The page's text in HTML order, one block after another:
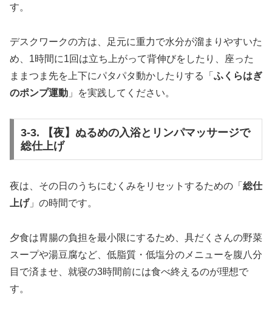
す。
デスクワークの方は、足元に重力で水分が溜まりやすいた
め、1時間に1回は立ち上がって背伸びをしたり、座った
ままつま先を上下にパタパタ動かしたりする「 ふくらはぎ
のポンプ運動 」を実践してください。
3-3. 【夜】ぬるめの入浴とリンパマッサージで
総仕上げ
夜は、その日のうちにむくみをリセットするための「 総仕
上げ」の時間です。
夕食は胃腸の負担を最小限にするため、具だくさんの野菜
スープや湯豆腐など、低脂質・低塩分のメニューを腹八分
目で済ませ、就寝の3時間前には食べ終えるのが理想で
す。